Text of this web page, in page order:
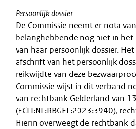
Persoonlijk dossier
De Commissie neemt er nota
belanghebbende nog niet in het
van haar persoonlijk dossier.
afschrift van het persoonlijk
reikwijdte van deze
Commissie wijst in dit verband
van rechtbank Gelderland van
(ECLI:NL:RBGEL:2023:3940),
Hierin overweegt de rechtbank